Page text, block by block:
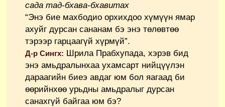
сада тад-бхава-бхавитах
“Энэ бие махбодио орхихдоо хүмүүн ямар
ахуйг дурсан сананам бэ энэ төлөвтөө
тэрээр гарцаагүй хүрмүй”.
Д-р Сингх: Шрила Прабхупада, хэрэв бид
энэ амьдралынхаа ухамсарт нийцүүлэн
дараагийн биеэ авдаг юм бол яагаад би
өөрийнхөө урьдны амьдралыг дурсан
санахгүй байгаа юм бэ?